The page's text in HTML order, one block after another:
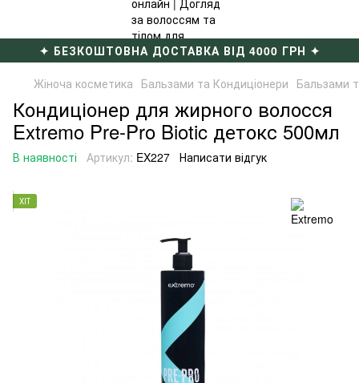
✦ БЕЗКОШТОВНА ДОСТАВКА ВІД 4000 ГРН ✦
Жіноча косметика Бальзами та Кондиціонери Бальзами
Кондиціонер для жирного волосся
Extremo Pre-Pro Biotic детокс 500мл
В наявності Артикул: EX227 Написати відгук
ХІТ